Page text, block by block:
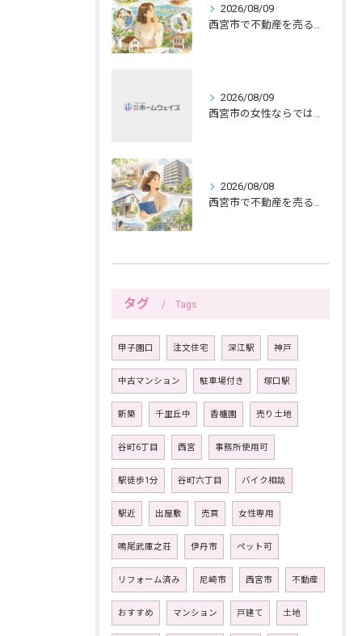
2026/08/09
西宮市で不動産を売る前の名義確認と女性目線
2026/08/09
西宮市の女性ならではの持ち家売却、共有名義と公開範囲
2026/08/08
西宮市で不動産を売る女性ならではの生活感配慮
タグ Tags
甲子園口 注文住宅 深江駅 神戸
中古マンション 駐車場付き 塚口駅
新築 千里丘中 香櫨園 売り土地
谷町6丁目 西宮 事務所使用可
駅徒歩1分 谷町六丁目 バイク相談
駅近 出屋敷 売買 女性専用
鳴尾武庫之荘 伊丹市 ペット可
リフォーム済み 尼崎市 西宮市 不動産
おすすめ マンション 戸建て 土地